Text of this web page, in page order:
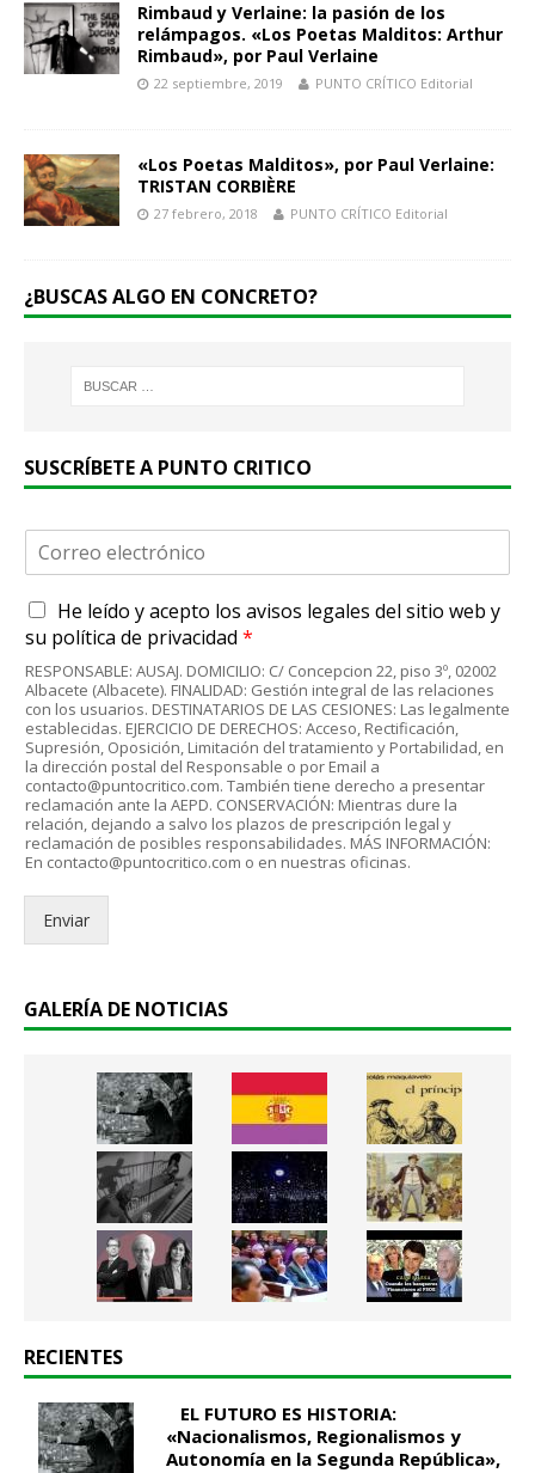
Rimbaud y Verlaine: la pasión de los
relámpagos. «Los Poetas Malditos: Arthur
Rimbaud»​, por Paul Verlaine
22 septiembre, 2019 PUNTO CRÍTICO Editorial
«Los Poetas Malditos», por Paul Verlaine:
TRISTAN CORBIÈRE
27 febrero, 2018 PUNTO CRÍTICO Editorial
¿BUSCAS ALGO EN CONCRETO?
SUSCRÍBETE A PUNTO CRITICO
r
e
o
e
l
e
c
t
r
ó
n
i
c
.
A
c
e
r
d
o
R
G
P
D
*
He leído y acepto los avisos legales del sitio web y
su política de privacidad *
RESPONSABLE: AUSAJ. DOMICILIO: C/ Concepcion 22, piso 3º, 02002
Albacete (Albacete). FINALIDAD: Gestión integral de las relaciones
con los usuarios. DESTINATARIOS DE LAS CESIONES: Las legalmente
establecidas. EJERCICIO DE DERECHOS: Acceso, Rectificación,
Supresión, Oposición, Limitación del tratamiento y Portabilidad, en
la dirección postal del Responsable o por Email a
contacto@puntocritico.com. También tiene derecho a presentar
reclamación ante la AEPD. CONSERVACIÓN: Mientras dure la
relación, dejando a salvo los plazos de prescripción legal y
reclamación de posibles responsabilidades. MÁS INFORMACIÓN:
En contacto@puntocritico.com o en nuestras oficinas.
Enviar
GALERÍA DE NOTICIAS
RECIENTES
EL FUTURO ES HISTORIA:
«Nacionalismos, Regionalismos y
Autonomía en la Segunda República»,